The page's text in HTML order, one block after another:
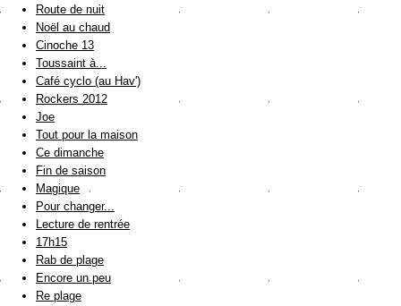
Route de nuit
Noël au chaud
Cinoche 13
Toussaint à...
Café cyclo (au Hav')
Rockers 2012
Joe
Tout pour la maison
Ce dimanche
Fin de saison
Magique
Pour changer...
Lecture de rentrée
17h15
Rab de plage
Encore un peu
Re plage